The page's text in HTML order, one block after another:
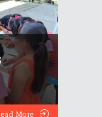
More